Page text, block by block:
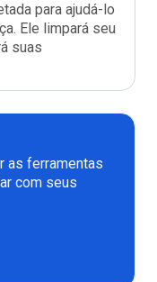
para ajudá-lo
Ele limpará seu
suas
as ferramentas
com seus